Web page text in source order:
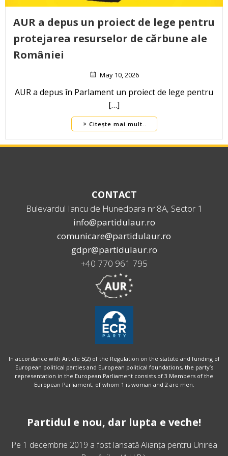
AUR a depus un proiect de lege pentru
protejarea resurselor de cărbune ale
României
May 10, 2026
AUR a depus în Parlament un proiect de lege pentru
[…]
Citește mai mult..
CONTACT
Bulevardul Iancu de Hunedoara nr.8A, Sector 1
info@partidulaur.ro
comunicare@partidulaur.ro
gdpr@partidulaur.ro
+40 770 961 795
In accordance with Article 5(2) of the Regulation on the statute and funding of
European political parties and European political foundations, the party’s
representation in the European Parliament consists of 3 Members of the
European Parliament, of whom 1 is woman and 2 are men.
Partidul e nou, dar lupta e veche!
Pe 1 decembrie 2019 a fost lansatăAlianța pentru Unirea